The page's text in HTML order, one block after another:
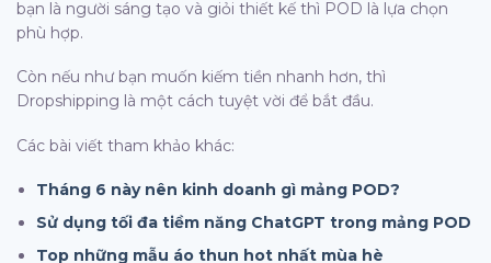
bạn là người sáng tạo và giỏi thiết kế thì POD là lựa chọn
phù hợp.
Còn nếu như bạn muốn kiếm tiền nhanh hơn, thì
Dropshipping là một cách tuyệt vời để bắt đầu.
Các bài viết tham khảo khác:
Tháng 6 này nên kinh doanh gì mảng POD?
Sử dụng tối đa tiềm năng ChatGPT trong mảng POD
Top những mẫu áo thun hot nhất mùa hè